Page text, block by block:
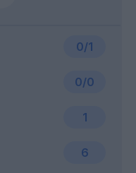
0/1
6
0/0
1